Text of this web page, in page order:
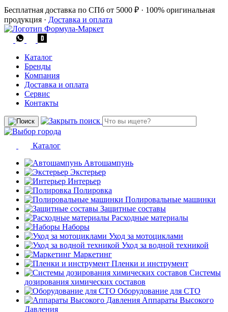
Бесплатная доставка по СПб от 5000 ₽ · 100% оригинальная
продукция · Доставка и оплата
Каталог
Бренды
Компания
Доставка и оплата
Сервис
Контакты
Каталог
Автошампунь
Экстерьер
Интерьер
Полировка
Полировальные машинки
Защитные составы
Расходные материалы
Наборы
Уход за мотоциклами
Уход за водной техникой
Маркетинг
Пленки и инструмент
Системы
дозирования химических составов
Оборудование для СТО
Аппараты Высокого
Давления